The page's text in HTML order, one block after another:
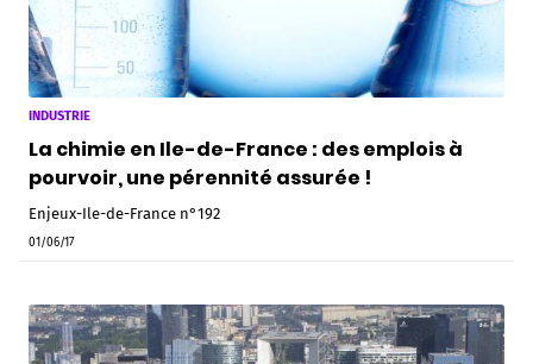
INDUSTRIE
La chimie en Ile-de-France : des emplois à
pourvoir, une pérennité assurée !
Enjeux-Ile-de-France n°192
01/06/17